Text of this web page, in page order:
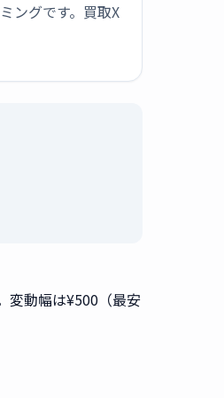
ングです。買取X
変動幅は¥500（最安